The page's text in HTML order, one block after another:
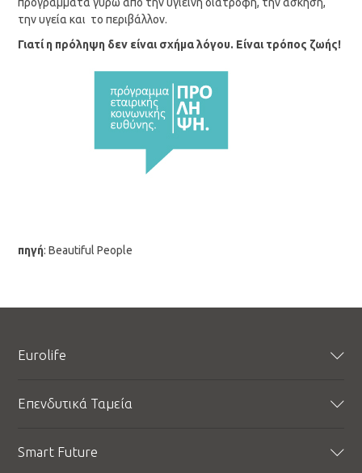
την υγεία και το περιβάλλον.
Γιατί η πρόληψη δεν είναι σχήμα λόγου. Είναι τρόπος ζωής!
πηγή: Beautiful People
Eurolife
Εταιρική Υπευθυνότητα
BLOG
Επενδυτικά Ταμεία
Smart Future